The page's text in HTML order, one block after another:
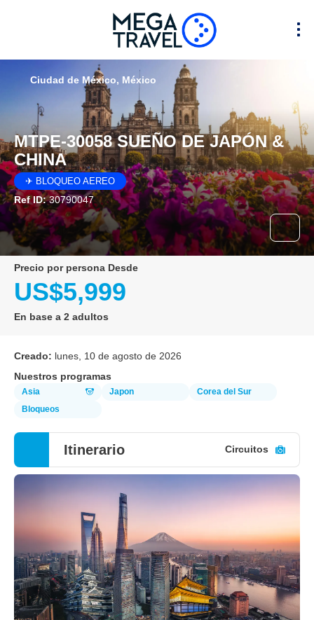
MTPE-30058 SUEÑO DE JAPÓN &
CHINA
✈ BLOQUEO AEREO
Ref ID:30790047
Ciudad de México, México
precio por persona Desde
US$5,999
En base a 2 adultos
Creado: lunes, 10 de agosto de 2026
Nuestros programas
Asia Japon
Corea del Sur
Bloqueos
Itinerario Circuitos